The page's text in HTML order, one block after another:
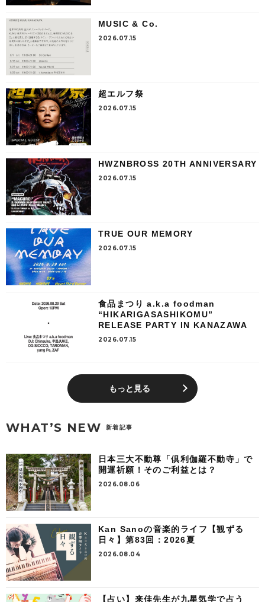
MUSIC & Co.
2026.07.15
超エルフ祭
2026.07.15
HWZNBROSS 20TH ANNIVERSARY
2026.07.15
TRUE OUR MEMORY
2026.07.15
食品まつり a.k.a foodman
“HIKARIGASASHIKOMU”
RELEASE PARTY IN KANAZAWA
2026.07.15
もっと見る
WHAT’S NEW 新着記事
日本三大不動尊「倶利伽羅不動寺」で
開運祈願！そのご利益とは？
2026.08.06
Kan Sanoの音楽的ライフ【観ずる
日々】第83回：2026夏
2026.08.04
【占い】来佳先生が九星気学で占う